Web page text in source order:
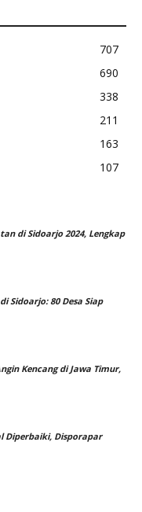
707
690
338
211
163
107
di Sidoarjo 2024, Lengkap
Sidoarjo: 80 Desa Siap
Kencang di Jawa Timur,
Diperbaiki, Disporapar